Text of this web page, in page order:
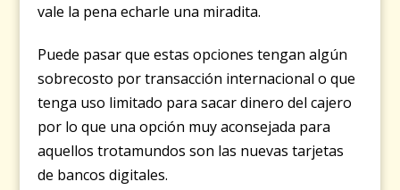
vale la pena echarle una miradita.
Puede pasar que estas opciones tengan algún
sobrecosto por transacción internacional o que
tenga uso limitado para sacar dinero del cajero
por lo que una opción muy aconsejada para
aquellos trotamundos son las nuevas tarjetas
de bancos digitales.